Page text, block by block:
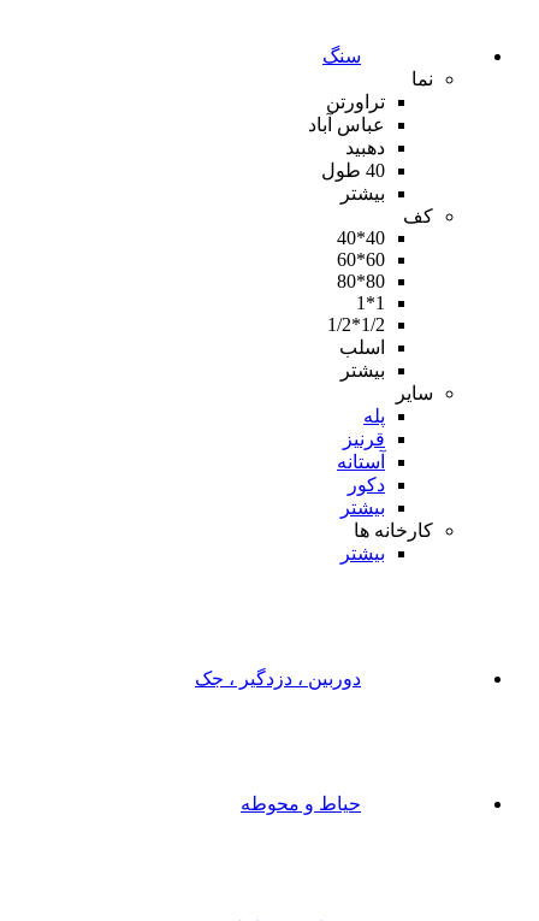
سنگ
نما
تراورتن
عباس آباد
دهبید
40 طول
بیشتر
کف
40*40
60*60
80*80
1*1
1/2*1/2
اسلب
بیشتر
سایر
پله
قرنیز
آستانه
دکور
بیشتر
کارخانه ها
بیشتر
دوربین ، دزدگیر ، جک
حیاط و محوطه